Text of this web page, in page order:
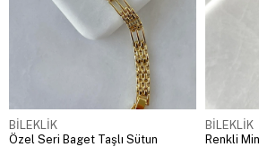
BİLEKLİK
Özel Seri Baget Taşlı Sütun
BİLEKLİK
Renkli